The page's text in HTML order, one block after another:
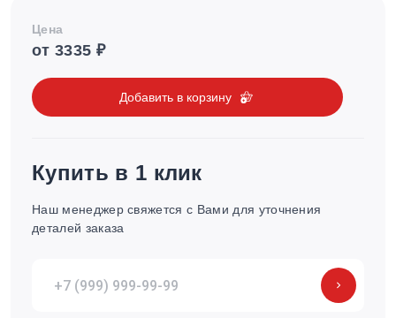
Цена
от 3335 ₽
Добавить в корзину
Купить в 1 клик
Наш менеджер свяжется с Вами для уточнения
деталей заказа